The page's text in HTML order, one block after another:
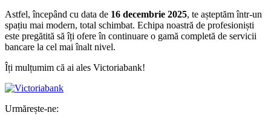
Astfel, începând cu data de 16 decembrie 2025, te așteptăm într-un
spațiu mai modern, total schimbat. Echipa noastră de profesioniști
este pregătită să îți ofere în continuare o gamă completă de servicii
bancare la cel mai înalt nivel.
Îți mulțumim că ai ales Victoriabank!
Urmărește-ne: